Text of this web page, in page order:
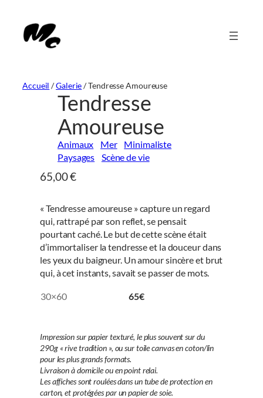
contenu
Accueil /Galerie/Tendresse Amoureuse
Tendresse
Amoureuse
Animaux Mer
Minimaliste
Paysages
Scène de vie
65,00€
« Tendresse amoureuse » capture un regard
qui, rattrapé par son reflet, se pensait
pourtant caché. Le but de cette scène était
d’immortaliser la tendresse et la douceur dans
les yeux du baigneur. Un amour sincère et brut
qui, à cet instants, savait se passer de mots.
30×60 65€
Impression sur papier texturé, le plus souvent sur du
290g « rive tradition », ou sur toile canvas en coton/lin
pour les plus grands formats.
Livraison à domicile ou en point relai.
Les affiches sont roulées dans un tube de protection en
carton, et protégées par un papier de soie.